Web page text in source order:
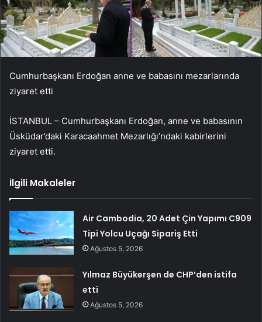
Cumhurbaşkanı Erdoğan anne ve babasını mezarlarında
ziyaret etti
İSTANBUL – Cumhurbaşkanı Erdoğan, anne ve babasının
Üsküdar’daki Karacaahmet Mezarlığı’ndaki kabirlerini
ziyaret etti.
İlgili Makaleler
Air Cambodia, 20 Adet Çin Yapımı C909
Tipi Yolcu Uçağı Sipariş Etti
Ağustos 5, 2026
Yılmaz Büyükerşen de CHP’den istifa
etti
Ağustos 5, 2026